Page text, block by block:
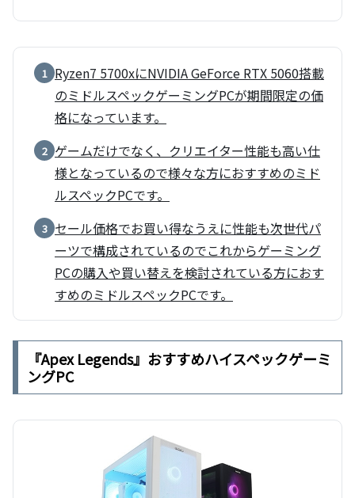
1 Ryzen7 5700xにNVIDIA GeForce RTX 5060搭載
のミドルスペックゲーミングPCが期間限定の価
格になっています。
2 ゲームだけでなく、クリエイター性能も高い仕
様となっているので様々な方におすすめのミド
ルスペックPCです。
3 セール価格でお買い得なうえに性能も次世代パ
ーツで構成されているのでこれからゲーミング
PCの購入や買い替えを検討されている方におす
すめのミドルスペックPCです。
『Apex Legends』おすすめハイスペックゲーミ
ングPC